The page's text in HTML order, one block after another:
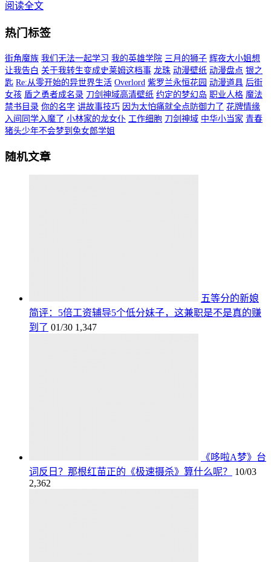
阅读全文
热门标签
街角魔族 我们无法一起学习 我的英雄学院 三月的狮子 辉夜大小姐想
让我告白 关于我转生变成史莱姆这档事 龙珠 动漫壁纸 动漫盘点 银之
匙 Re:从零开始的异世界生活 Overlord 紫罗兰永恒花园 动漫道具 后街
女孩 盾之勇者成名录 刀剑神域高清壁纸 约定的梦幻岛 职业人格 魔法
禁书目录 你的名字 讲故事技巧 因为太怕痛就全点防御力了 花牌情缘
入间同学入魔了 小林家的龙女仆 工作细胞 刀剑神域 中华小当家 青春
猪头少年不会梦到兔女郎学姐
随机文章
五等分的新娘
简评：5倍工资辅导5个低分妹子，这兼职是不是真的赚
到了 01/30 1,347
《哆啦A梦》台
词反日？那根红苗正的《极速摄杀》算什么呢？
10/03
2,362